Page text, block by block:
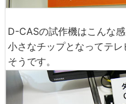
D-CASの試作機はこんな
小さなチップとなってテ
そうです。